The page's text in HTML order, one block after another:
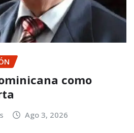
como
Ago 3, 2026